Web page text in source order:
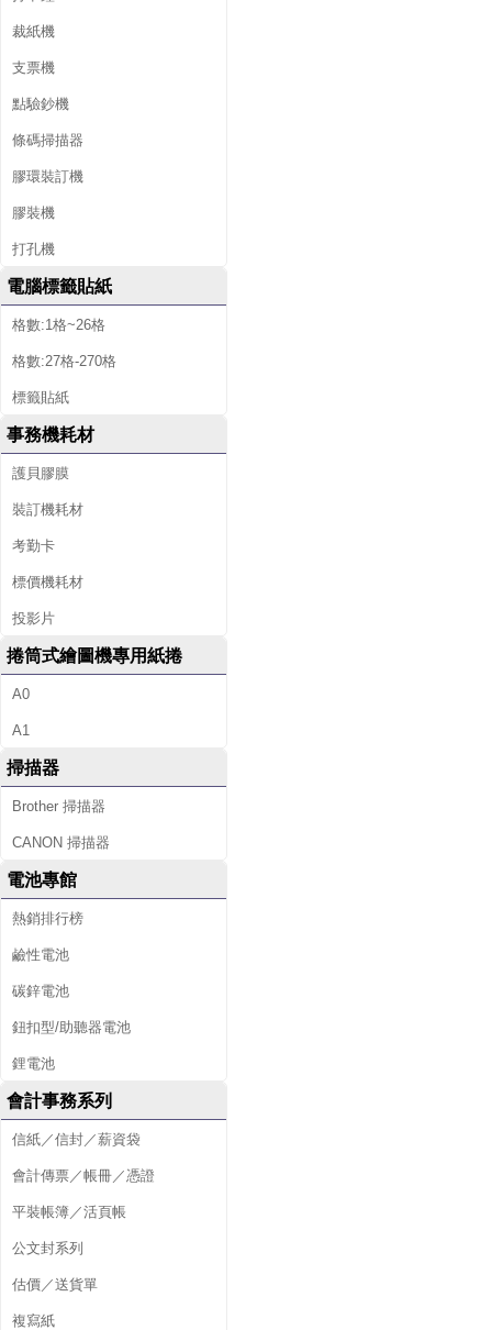
裁紙機
支票機
點驗鈔機
條碼掃描器
膠環裝訂機
膠裝機
打孔機
電腦標籤貼紙
格數:1格~26格
格數:27格-270格
標籤貼紙
事務機耗材
護貝膠膜
裝訂機耗材
考勤卡
標價機耗材
投影片
捲筒式繪圖機專用紙捲
A0
A1
掃描器
Brother 掃描器
CANON 掃描器
電池專館
熱銷排行榜
鹼性電池
碳鋅電池
鈕扣型/助聽器電池
鋰電池
會計事務系列
信紙／信封／薪資袋
會計傳票／帳冊／憑證
平裝帳簿／活頁帳
公文封系列
估價／送貨單
複寫紙